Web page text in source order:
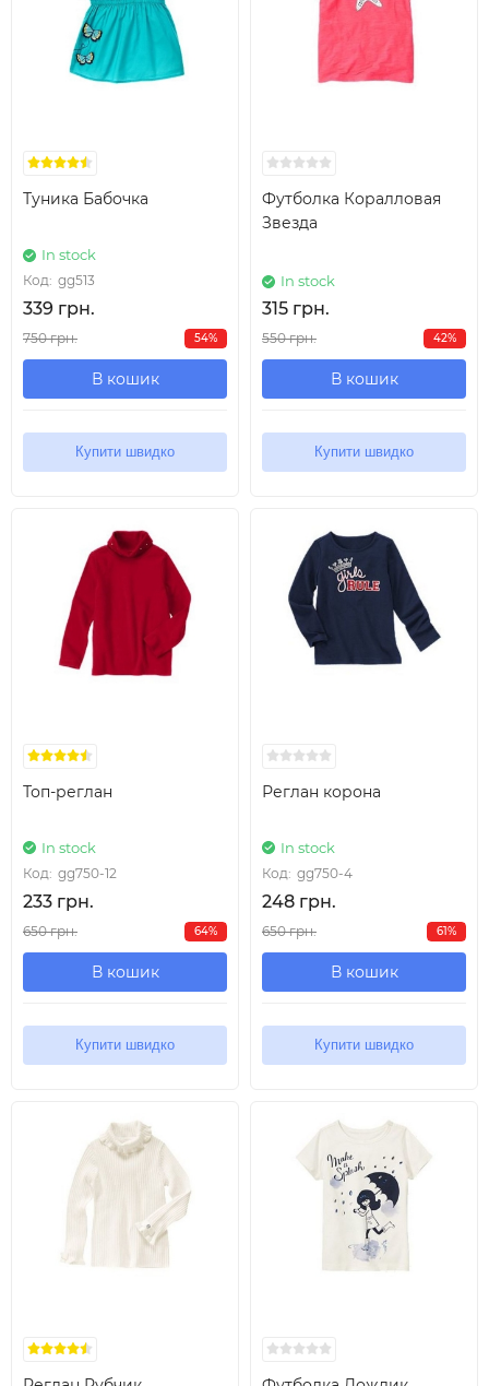
Туника Бабочка
In stock
Код: gg513
339 грн.
750 грн. 54%
В кошик
Купити швидко
Футболка Коралловая
Звезда
In stock
315 грн.
550 грн. 42%
В кошик
Купити швидко
Топ-реглан
In stock
Код: gg750-12
233 грн.
650 грн. 64%
В кошик
Купити швидко
Реглан корона
In stock
Код: gg750-4
248 грн.
650 грн. 61%
В кошик
Купити швидко